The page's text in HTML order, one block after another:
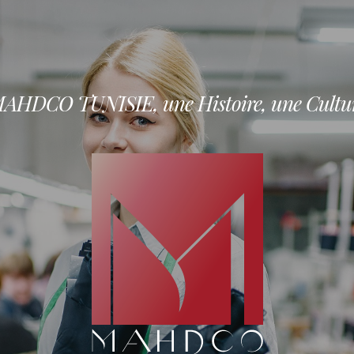
TUNISIE, une Histoire, une